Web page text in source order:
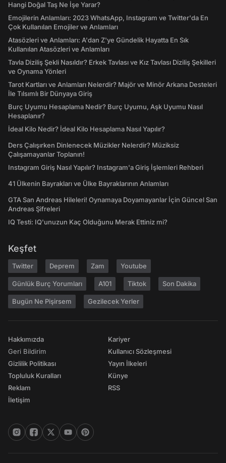
Hangi Doğal Taş Ne İşe Yarar?
Emojilerin Anlamları: 2023 WhatsApp, Instagram ve Twitter'da En
Çok Kullanılan Emojiler ve Anlamları
Atasözleri ve Anlamları: A'dan Z'ye Gündelik Hayatta En Sık
Kullanılan Atasözleri ve Anlamları
Tavla Diziliş Şekli Nasıldır? Erkek Tavlası ve Kız Tavlası Diziliş Şekilleri
ve Oynama Yönleri
Tarot Kartları ve Anlamları Nelerdir? Majör ve Minör Arkana Desteleri
İle Tılsımlı Bir Dünyaya Giriş
Burç Uyumu Hesaplama Nedir? Burç Uyumu, Aşk Uyumu Nasıl
Hesaplanır?
İdeal Kilo Nedir? İdeal Kilo Hesaplama Nasıl Yapılır?
Ders Çalışırken Dinlenecek Müzikler Nelerdir? Müziksiz
Çalışamayanlar Toplanın!
Instagram Giriş Nasıl Yapılır? Instagram'a Giriş İşlemleri Rehberi
41 Ülkenin Bayrakları ve Ülke Bayraklarının Anlamları
GTA San Andreas Hileleri! Oynamaya Doyamayanlar İçin Güncel San
Andreas Şifreleri
IQ Testi: IQ'unuzun Kaç Olduğunu Merak Ettiniz mi?
Keşfet
Twitter Deprem Zam Youtube
Günlük Burç Yorumları A101 Tiktok Son Dakika
Bugün Ne Pişirsem Gezilecek Yerler
Hakkımızda
Geri Bildirim
Gizlilik Politikası
Topluluk Kuralları
Reklam
İletişim
Kariyer
Kullanıcı Sözleşmesi
Yayın İlkeleri
Künye
RSS